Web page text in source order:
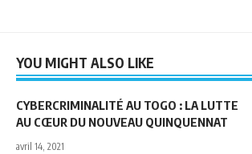
YOU MIGHT ALSO LIKE
CYBERCRIMINALITÉ AU TOGO : LA LUTTE
AU CŒUR DU NOUVEAU QUINQUENNAT
avril 14, 2021